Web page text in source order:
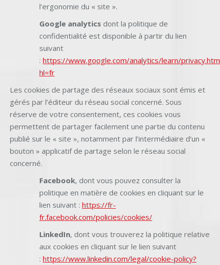
l’ergonomie du « site ».
Google analytics dont la politique de
confidentialité est disponible à partir du lien
suivant
: https://www.google.com/analytics/learn/
hl=fr
Les cookies de partage des réseaux sociaux sont émis et
gérés par l’éditeur du réseau social concerné. Sous
réserve de votre consentement, ces cookies vous
permettent de partager facilement une partie du contenu
publié sur le « site », notamment par l’intermédiaire d’un «
bouton » applicatif de partage selon le réseau social
concerné.
Facebook, dont vous pouvez consulter la
politique en matière de cookies en cliquant sur le
lien suivant : https://fr-
fr.facebook.com/policies/cookies/
LinkedIn, dont vous trouverez la politique relative
aux cookies en cliquant sur le lien suivant
: https://www.linkedin.com/legal/cookie-policy?